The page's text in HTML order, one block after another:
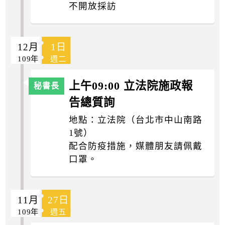
不開放採訪
12月 1日
109年 週二
上午09:00 立法院施政報
告總質詢
地點：立法院（台北市中山南路
1號）
配合防疫措施，媒體朋友請佩戴
口罩。
11月 27日
109年 週五